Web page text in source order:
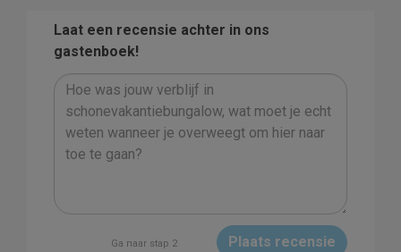
Laat een recensie achter in ons
gastenboek!
Ga naar stap 2 Plaats recensie